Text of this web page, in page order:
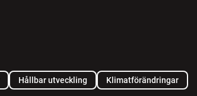
Hållbar utveckling Klimatförändringar